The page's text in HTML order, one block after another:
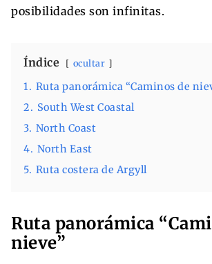
posibilidades son infinitas.
Índice ocultar
1. Ruta panorámica “Caminos de
2. South West Coastal
3. North Coast
4. North East
5. Ruta costera de Argyll
Ruta panorámica
nieve”